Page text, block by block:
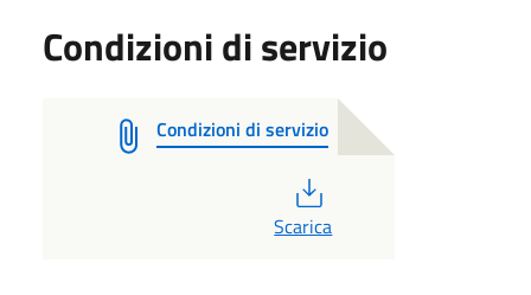
Condizioni di servizio
Condizioni di servizio
Scarica